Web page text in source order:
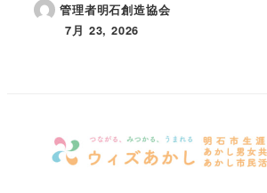
管理者明石創造協会
投稿日
7月 23, 2026